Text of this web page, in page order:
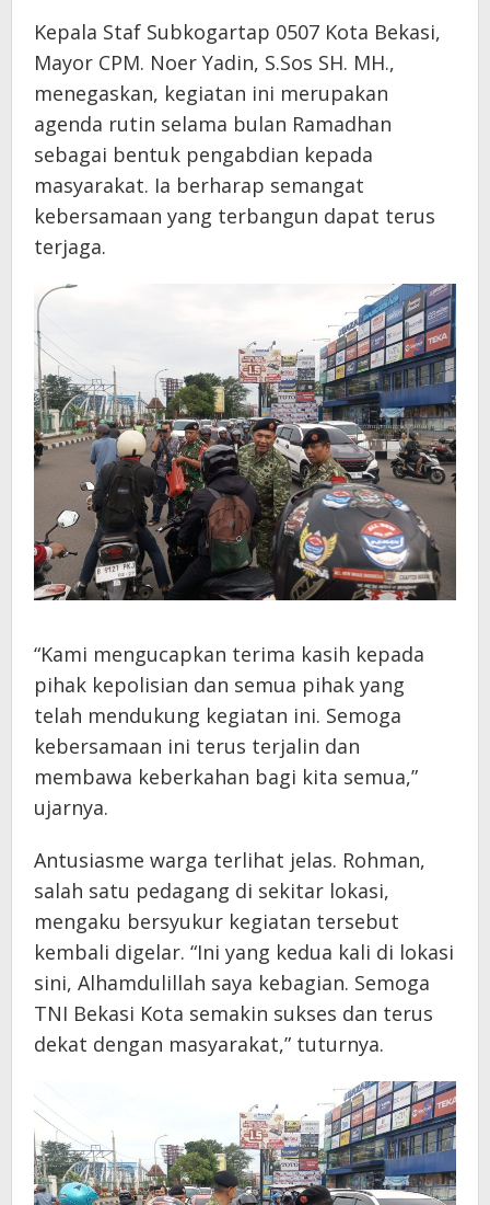
Kepala Staf Subkogartap 0507 Kota Bekasi,
Mayor CPM. Noer Yadin, S.Sos SH. MH.,
menegaskan, kegiatan ini merupakan
agenda rutin selama bulan Ramadhan
sebagai bentuk pengabdian kepada
masyarakat. Ia berharap semangat
kebersamaan yang terbangun dapat terus
terjaga.
“Kami mengucapkan terima kasih kepada
pihak kepolisian dan semua pihak yang
telah mendukung kegiatan ini. Semoga
kebersamaan ini terus terjalin dan
membawa keberkahan bagi kita semua,”
ujarnya.
Antusiasme warga terlihat jelas. Rohman,
salah satu pedagang di sekitar lokasi,
mengaku bersyukur kegiatan tersebut
kembali digelar. “Ini yang kedua kali di lokasi
sini, Alhamdulillah saya kebagian. Semoga
TNI Bekasi Kota semakin sukses dan terus
dekat dengan masyarakat,” tuturnya.